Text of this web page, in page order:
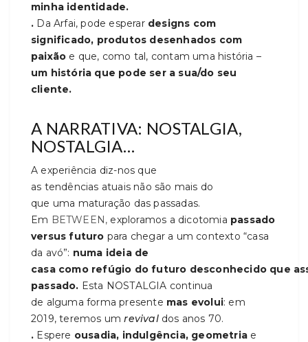
minha identidade.
. Da Arfai, pode esperardesigns com
significado, produtos desenhados com
paixão e que, como tal, contam uma história –
um história que pode ser a sua/do seu
cliente.
A NARRATIVA: NOSTALGIA,
NOSTALGIA…
A experiência diz-nos que
as tendências atuais não são mais do
que uma maturação das passadas.
Em BETWEEN, exploramos a dicotomia passado
versus futuro para chegar a um contexto “casa
da avó”: numa ideia de
casa como refúgio do futuro desconhecido que
passado. Esta NOSTALGIA continua
de alguma forma presente mas evolui: em
2019, teremos umrevivaldos anos 70.
. Espere ousadia, indulgência, geometria e